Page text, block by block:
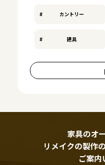
カントリー
建具
家具のオ
リメイクの製作
ご案内